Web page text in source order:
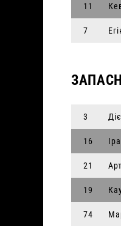
11
7
ЗАПАСНІ
3
16
21
19
74